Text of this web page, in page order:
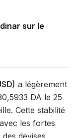
sur le
a légèrement
DA le 25
Cette stabilité
les fortes